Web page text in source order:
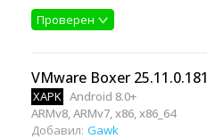
Проверен
VMware Boxer 25.11.0.181
XAPK Android 8.0+
ARMv8, ARMv7, x86, x86_64
Добавил: Gawk